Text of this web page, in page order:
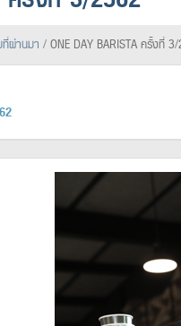
ผ่านมา /ONE DAY BARISTA ครั้งที่